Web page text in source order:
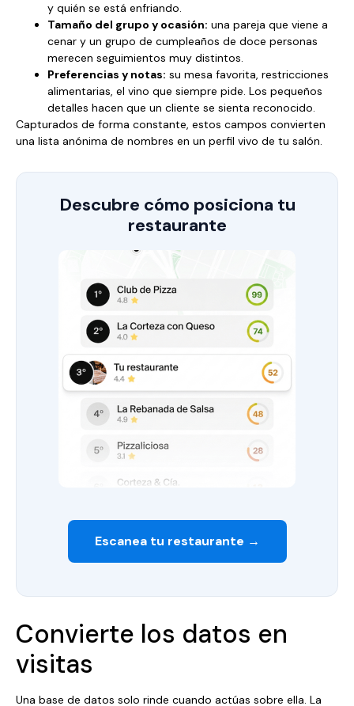
y quién se está enfriando.
Tamaño del grupo y ocasión: una pareja que viene a
cenar y un grupo de cumpleaños de doce personas
merecen seguimientos muy distintos.
Preferencias y notas: su mesa favorita, restricciones
alimentarias, el vino que siempre pide. Los pequeños
detalles hacen que un cliente se sienta reconocido.
Capturados de forma constante, estos campos convierten
una lista anónima de nombres en un perfil vivo de tu salón.
Descubre cómo posiciona tu
restaurante
Escanea tu restaurante →
Convierte los datos en
visitas
Una base de datos solo rinde cuando actúas sobre ella. La